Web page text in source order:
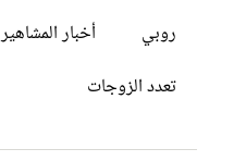
روبي
أخبار المشاهير
تعدد الزوجات